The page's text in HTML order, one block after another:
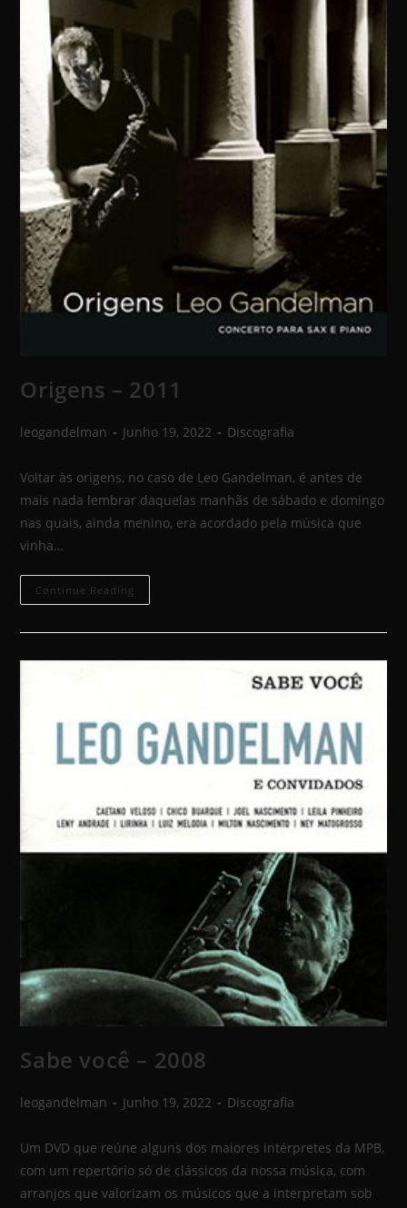
Origens – 2011
leogandelman Junho 19, 2022 Discografia
Voltar às origens, no caso de Leo Gandelman, é antes de
mais nada lembrar daquelas manhãs de sábado e domingo
nas quais, ainda menino, era acordado pela música que
vinha…
Continue Reading
Sabe você – 2008
leogandelman Junho 19, 2022 Discografia
Um DVD que reúne alguns dos maiores intérpretes da MPB,
com um repertório só de clássicos da nossa música, com
arranjos que valorizam os músicos que a interpretam sob